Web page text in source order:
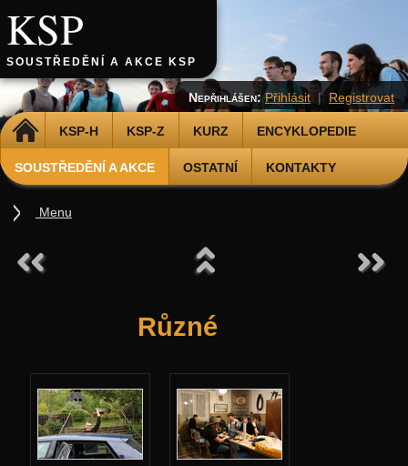
KSP
SOUSTŘEDĚNÍ A AKCE KSP
DOMŮ KSP-H KSP-Z KURZ ENCYKLOPEDIE
SOUSTŘEDĚNÍ A AKCE OSTATNÍ KONTAKTY
Nepřihlášen: Přihlásit | Registrovat
Různé
Menu
Podzimní 2026
Podzimní 2024
Jarní 2024
Úvod